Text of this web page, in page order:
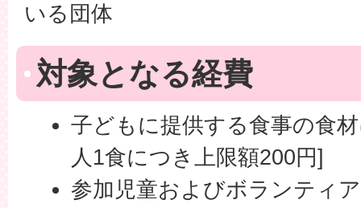
いる団体
対象となる経費
子どもに提供する食事の食
人1食につき上限額200円]
参加児童およびボランティ